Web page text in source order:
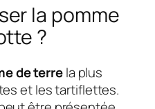
la pomme
?
de terrela plus
et les tartiflettes.